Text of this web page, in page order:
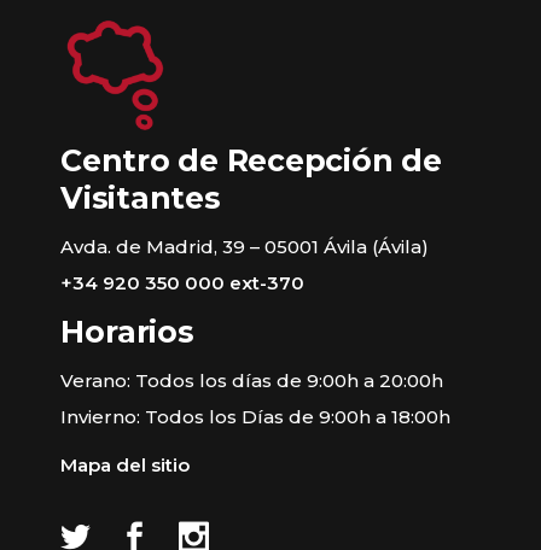
Centro de Recepción de
Visitantes
Avda. de Madrid, 39 – 05001 Ávila (Ávila)
+34 920 350 000 ext-370
Horarios
Verano: Todos los días de 9:00h a 20:00h
Invierno: Todos los Días de 9:00h a 18:00h
Mapa del sitio